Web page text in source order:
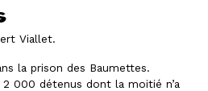
Viallet.
la prison des Baumettes.
000 détenus dont la moitié n’a